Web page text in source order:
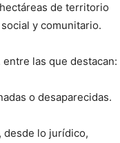
de territorio
y comunitario.
las que destacan:
o desaparecidas.
desde lo jurídico,